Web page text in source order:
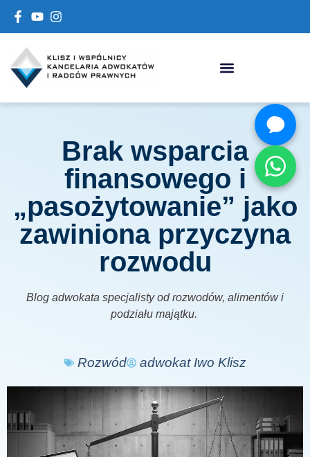
Brak wsparcia
finansowego i
„pasożytowanie” jako
zawiniona przyczyna
rozwodu
Blog adwokata specjalisty od rozwodów, alimentów i
podziału majątku.
Rozwód adwokat Iwo Klisz